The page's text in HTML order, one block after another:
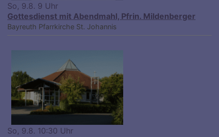
So, 9.8. 9 Uhr
Gottesdienst mit Abendmahl, Pfrin. Mildenberger
Bayreuth Pfarrkirche St. Johannis
So, 9.8. 10:30 Uhr